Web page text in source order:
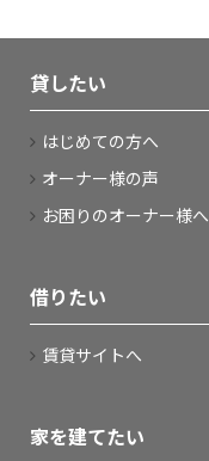
貸したい
はじめての方へ
オーナー様の声
お困りのオーナー様へ
借りたい
賃貸サイトへ
家を建てたい